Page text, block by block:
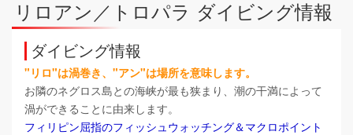
リロアン／トロパラ ダイビング情報
ダイビング情報
"リロ"は渦巻き、"アン"は場所を意味します。
お隣のネグロス島との海峡が最も狭まり、潮の干満によって
渦ができることに由来します。
フィリピン屈指のフィッシュウォッチング＆マクロポイント